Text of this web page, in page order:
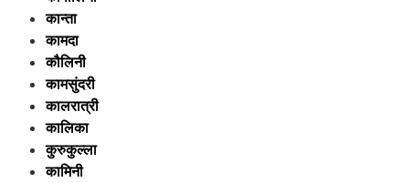
कान्ता
कामदा
कौलिनी
कामसुंदरी
कालरात्री
कालिका
कुरुकुल्ला
कामिनी